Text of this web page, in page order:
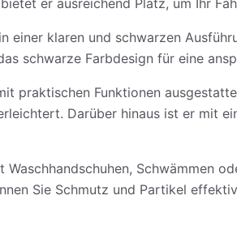
er ausreichend Platz, um Ihr
klaren und schwarzen
schwarze Farbdesign für eine
praktischen Funktionen
Darüber hinaus ist er mit
Schwämmen
Sie Schmutz und Partikel